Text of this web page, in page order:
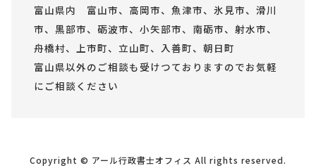
富山県内 富山市、高岡市、魚津市、氷見市、滑川
市、黒部市、砺波市、小矢部市、南砺市、射水市、
舟橋村、上市町、立山町、入善町、朝日町
富山県以外のご相談も受けつておりますのでお気軽
にご相談ください
Copyright © アール行政書士オフィス All rights reserved.